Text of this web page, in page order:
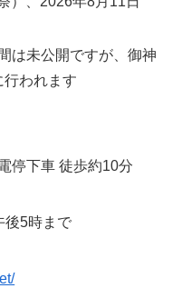
は未公開ですが、御神
われます
停下車 徒歩約10分
後5時まで